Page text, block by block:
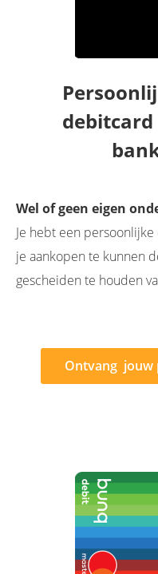
Wel of geen eigen
Je hebt een
je aankopen te kunnen
gescheiden te houden
Ontvang jouw